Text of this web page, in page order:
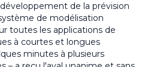
de la prévision
de modélisation
toutes les applications de
à courtes et longues
minutes à plusieurs